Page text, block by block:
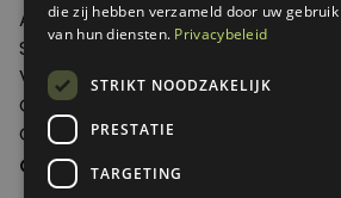
Adverteren
Samenwerken
Verkooppunten
Over Genoeg
Contact
Contactgegevens
die zij hebben verzameld door uw gebruik
van hun diensten. Privacybeleid
STRIKT NOODZAKELIJK
PRESTATIE
TARGETING